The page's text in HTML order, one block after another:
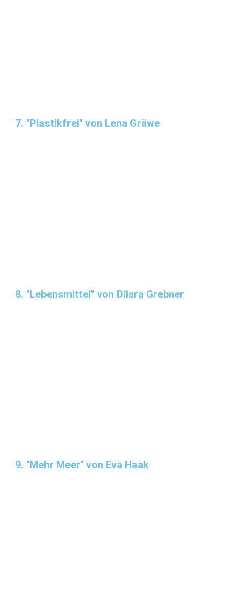
7. "Plastikfrei" von Lena Gräwe
8. "Lebensmittel" von Dilara Grebner
9. "Mehr Meer" von Eva Haak